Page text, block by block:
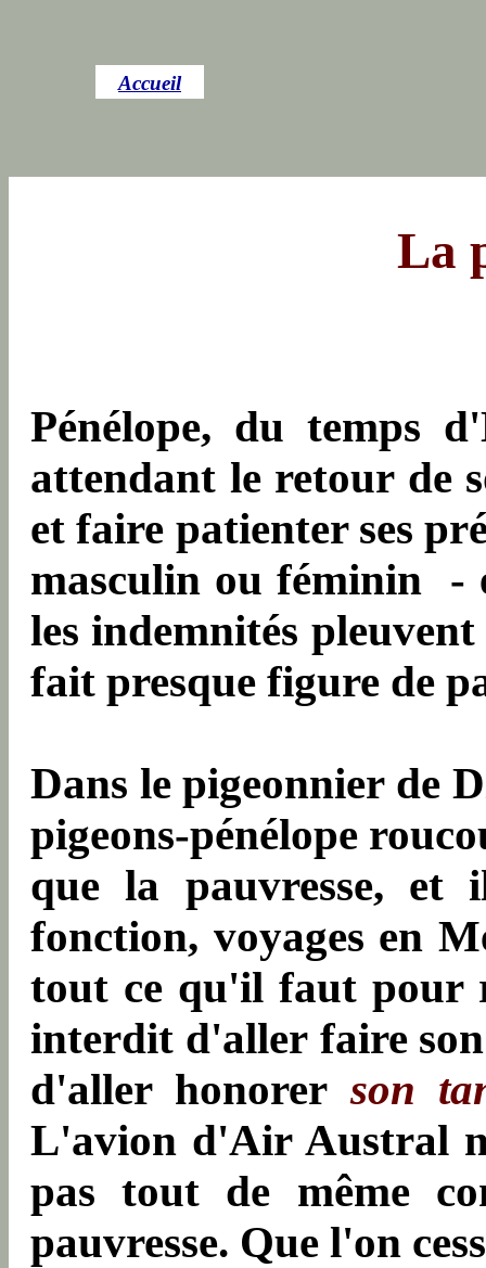
Accueil
La
Pénélope, du temps
attendant le retour de
et faire patienter ses
masculin ou féminin -
les indemnités
fait presque figure de
Dans le pigeonnier de
pigeons-pénélope
que la pauvresse,
fonction, voyages en
tout ce qu'il faut pour
interdit d'aller faire son
d'aller honorerson
L'avion d'Air Austral
pas tout de même
pauvresse. Que l'on